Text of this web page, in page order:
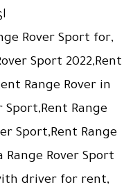
Rover Sport for
Sport 2022,Rent
Range Rover in
Sport,Rent Range
Sport,Rent Range
Rover Sport
driver for rent,